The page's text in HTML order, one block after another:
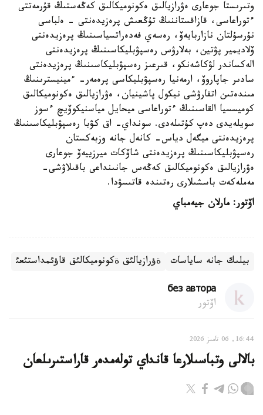
وتىرىستا جوعارى ەۋرازيالىق ەكونوميكالىق كەڭەستىڭ قۇرمەتتى
ءتوراعاسى، قازاقستاننىڭ تۇڭعىش پرەزيدەنتى - ەلباسى
نۇرسۇلتان نازاربايەۆ، رەسەي فەدەراتسياسىنىڭ پرەزيدەنتى
ۆلاديمير پۋتين، بەلارۋس رەسپۋبليكاسىنىڭ پرەزيدەنتى
الەكساندر لۋكاشەنكو، قىرعىز رەسپۋبليكاسىنىڭ پرەزيدەنتى
سادىر جاپاروۆ، ارمەنيا رەسپۋبليكاسى پرەمەر- ءمينيسترىنىڭ
مىندەتىن اتقارۋشى نيكول پاشينيان، ەۋرازيالىق ەكونوميكالىق
كوميسسيا القاسىنىڭ ءتوراعاسى ميحايل مياسنيكوۆيچ ءسوز
سويلەيدى دەپ كۇتىلەدى. سونداي- اق كۋبا رەسپۋبليكاسىنىڭ
پرەزيدەنتى ميگەل دياس- كانەل جانە وزبەكستان
رەسپۋبليكاسىنىڭ پرەزيدەنتى شاۆكات ميرزييەۆ جوعارى
ەۋرازيالىق ەكونوميكالىق كەڭەس جانىنداعى باقىلاۋشى-
مەملەكەت باسشىلارى رەتىندە قاتىسۋدا.
اۆتور: مارلان جيەمباي
بيلىك جانە ساياسات ةؤرازيالئق ةكونوميكالئق قاؤئمداستئعئ
без автора
اۆتور
16:44, 06 تامىز 2026
بالالى وتباسىلارعا قانداي تولەمدەر قاراستىرىلعان